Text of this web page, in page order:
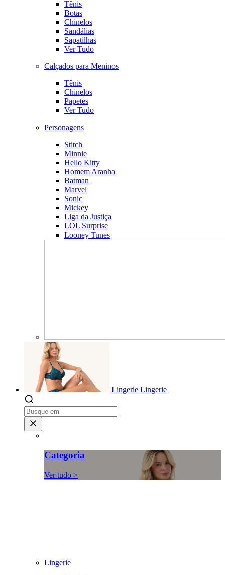
Tênis
Botas
Chinelos
Sandálias
Sapatilhas
Ver Tudo
Calçados para Meninos
Tênis
Chinelos
Papetes
Ver Tudo
Personagens
Stitch
Minnie
Hello Kitty
Homem Aranha
Batman
Marvel
Sonic
Mickey
Liga da Justiça
LOL Surprise
Looney Tunes
Lingerie Lingerie
Categoria
Ver tudo >
Lingerie